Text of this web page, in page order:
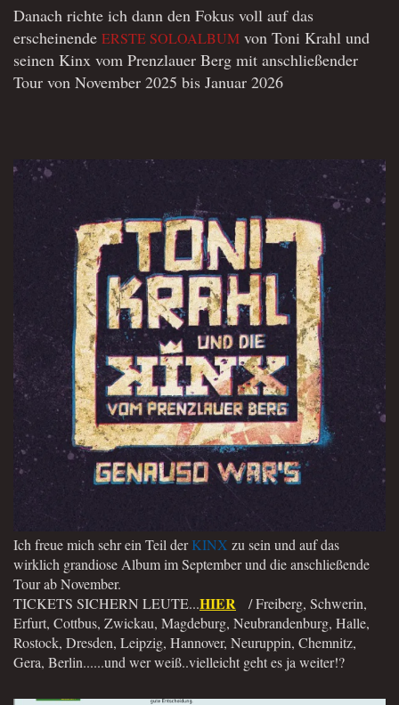
Danach richte ich dann den Fokus voll auf das
erscheinende ERSTE SOLOALBUM von Toni Krahl und
seinen Kinx vom Prenzlauer Berg mit anschließender
Tour von November 2025 bis Januar 2026
Ich freue mich sehr ein Teil derKINX zu sein und auf das
wirklich grandiose Album im September und die anschließende
Tour ab November.
TICKETS SICHERN LEUTE...HIER / Freiberg, Schwerin,
Erfurt, Cottbus, Zwickau, Magdeburg, Neubrandenburg, Halle,
Rostock, Dresden, Leipzig, Hannover, Neuruppin, Chemnitz,
Gera, Berlin......und wer weiß..vielleicht geht es ja weiter!?